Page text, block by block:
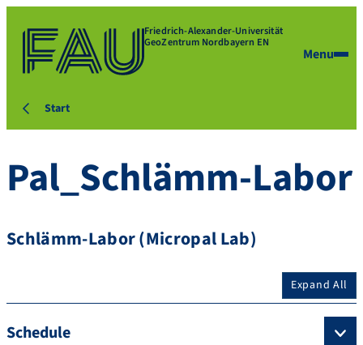
Friedrich-Alexander-Universität
GeoZentrum Nordbayern EN
Menu
Start
Pal_Schlämm-Labor
Schlämm-Labor (Micropal Lab)
Expand All
Schedule